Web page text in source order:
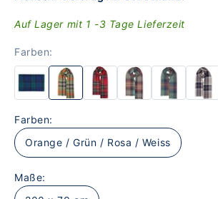
Auf Lager mit 1 -3 Tage Lieferzeit
Farben:
Farben:
Orange / Grün / Rosa / Weiss
Maße: